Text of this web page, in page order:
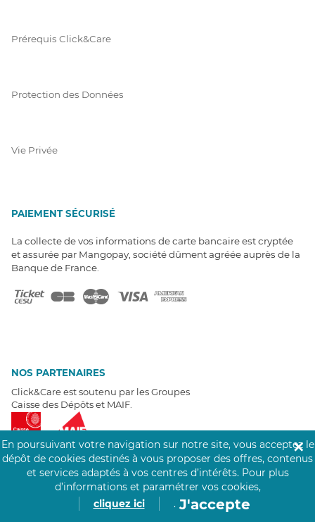
Prérequis Click&Care
Protection des Données
Vie Privée
PAIEMENT SÉCURISÉ
La collecte de vos informations de carte bancaire est cryptée
et assurée par Mangopay, société dûment agréée auprès de la
Banque de France.
NOS PARTENAIRES
Click&Care est soutenu par les Groupes
Caisse des Dépôts et MAIF.
EXPERTS À VOTRE ÉCOUTE
Un besoin de recrutement ? Click&Care vous accompagne par
En poursuivant votre navigation sur notre site, vous acceptez le
dépôt de cookies destinés à vous proposer des offres, contenus
et services adaptés à vos centres d’intérêts. Pour plus
d’informations et paramétrer vos cookies,
cliquez ici
. J'accepte
✕